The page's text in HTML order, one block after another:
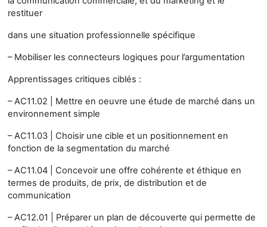
restituer
dans une situation professionnelle spécifique
– Mobiliser les connecteurs logiques pour l’argumentation
Apprentissages critiques ciblés :
– AC11.02 | Mettre en oeuvre une étude de marché dans un
environnement simple
– AC11.03 | Choisir une cible et un positionnement en
fonction de la segmentation du marché
– AC11.04 | Concevoir une offre cohérente et éthique en
termes de produits, de prix, de distribution et de
communication
– AC12.01 | Préparer un plan de découverte qui permette de